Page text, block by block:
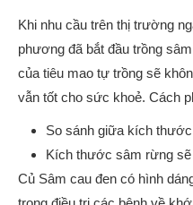
Khi nhu cầu trên thị trường
phương đã bắt đầu trồng
của tiêu mao tự trồng sẽ
vẫn tốt cho sức khoẻ. Cách
So sánh giữa kích
Kích thước sâm rừng
Củ Sâm cau đen có hình